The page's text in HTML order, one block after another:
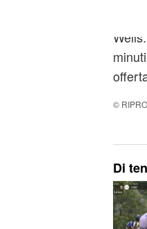
©
Di